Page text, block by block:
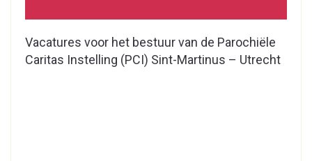
Vacatures voor het bestuur van de Parochiële
Caritas Instelling (PCI) Sint-Martinus – Utrecht